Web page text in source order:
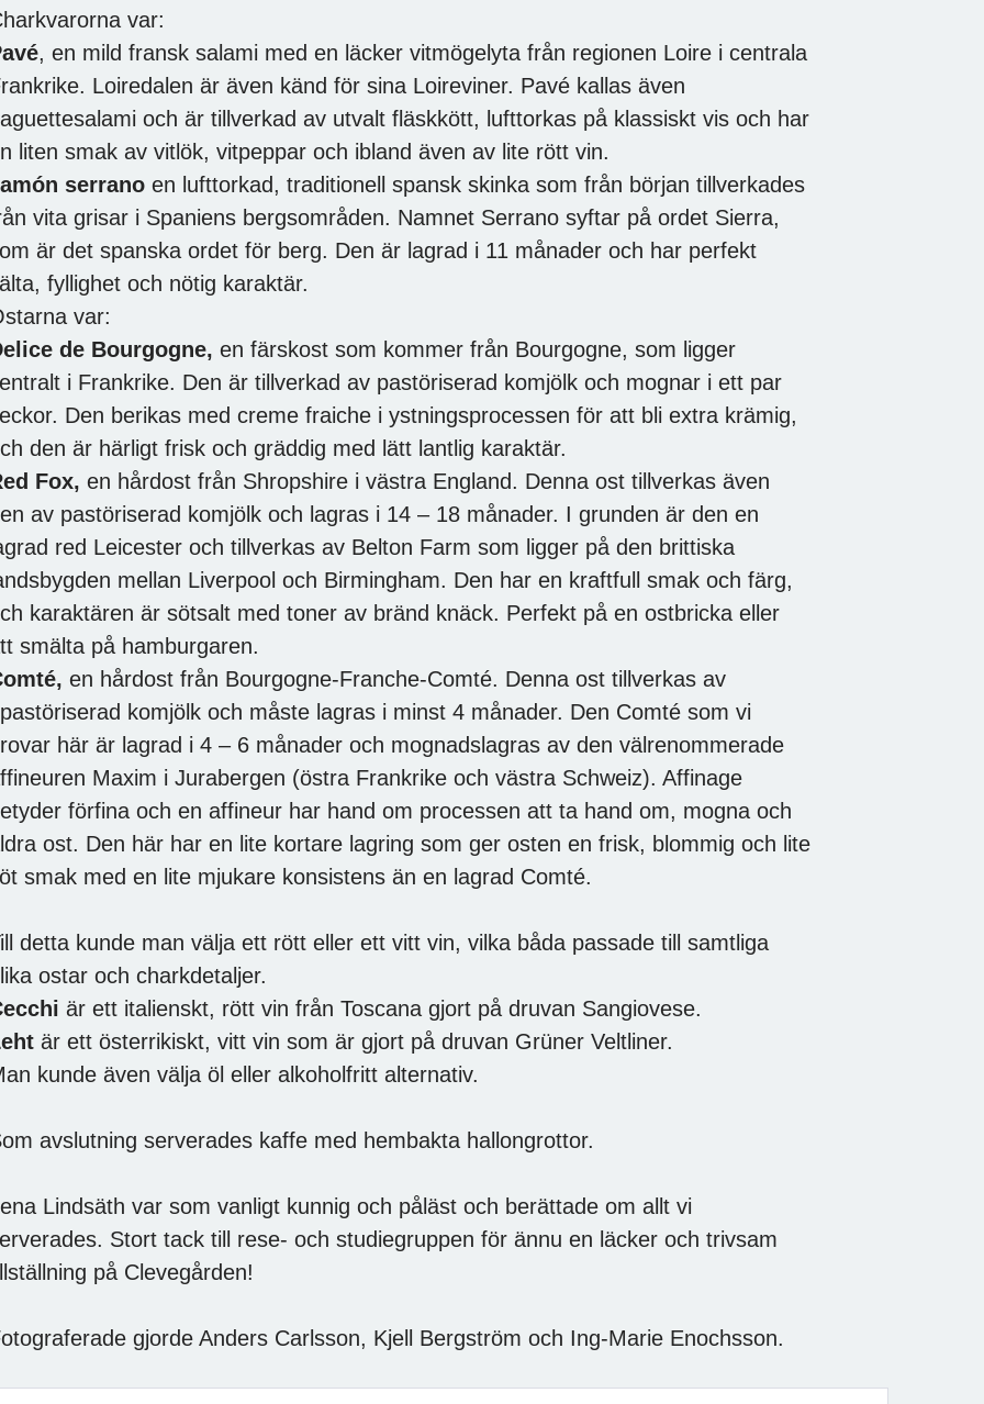
var:
, en mild fransk salami med en läcker vitmögelyta från regionen Loire i centrala
Loiredalen är även känd för sina Loireviner. Pavé kallas även
och är tillverkad av utvalt fläskkött, lufttorkas på klassiskt vis och har
liten smak av vitlök, vitpeppar och ibland även av lite rött vin.
serrano en lufttorkad, traditionell spansk skinka som från början tillverkades
vita grisar i Spaniens bergsområden. Namnet Serrano syftar på ordet Sierra,
är det spanska ordet för berg. Den är lagrad i 11 månader och har perfekt
fyllighet och nötig karaktär.
var:
de Bourgogne, en färskost som kommer från Bourgogne, som ligger
i Frankrike. Den är tillverkad av pastöriserad komjölk och mognar i ett par
Den berikas med creme fraiche i ystningsprocessen för att bli extra krämig,
den är härligt frisk och gräddig med lätt lantlig karaktär.
Fox, en hårdost från Shropshire i västra England. Denna ost tillverkas även
av pastöriserad komjölk och lagras i 14 – 18 månader. I grunden är den en
red Leicester och tillverkas av Belton Farm som ligger på den brittiska
mellan Liverpool och Birmingham. Den har en kraftfull smak och färg,
karaktären är sötsalt med toner av bränd knäck. Perfekt på en ostbricka eller
smälta på hamburgaren.
en hårdost från Bourgogne-Franche-Comté. Denna ost tillverkas av
komjölk och måste lagras i minst 4 månader. Den Comté som vi
här är lagrad i 4 – 6 månader och mognadslagras av den välrenommerade
Maxim i Jurabergen (östra Frankrike och västra Schweiz). Affinage
förfina och en affineur har hand om processen att ta hand om, mogna och
ost. Den här har en lite kortare lagring som ger osten en frisk, blommig och lite
smak med en lite mjukare konsistens än en lagrad Comté.
detta kunde man välja ett rött eller ett vitt vin, vilka båda passade till samtliga
ostar och charkdetaljer.
är ett italienskt, rött vin från Toscana gjort på druvan Sangiovese.
är ett österrikiskt, vitt vin som är gjort på druvan Grüner Veltliner.
kunde även välja öl eller alkoholfritt alternativ.
avslutning serverades kaffe med hembakta hallongrottor.
Lindsäth var som vanligt kunnig och påläst och berättade om allt vi
Stort tack till rese- och studiegruppen för ännu en läcker och trivsam
på Clevegården!
gjorde Anders Carlsson, Kjell Bergström och Ing-Marie Enochsson.